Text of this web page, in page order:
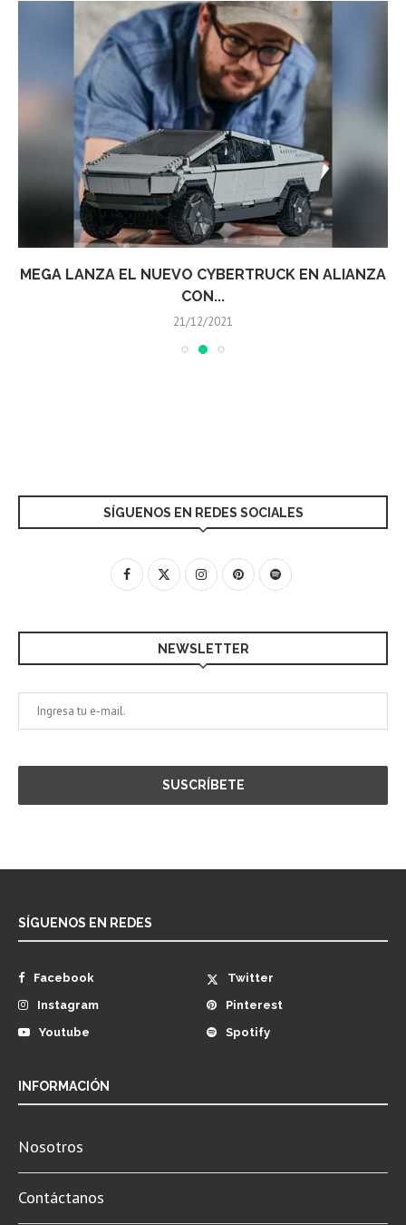
MEGA LANZA EL NUEVO CYBERTRUCK EN ALIANZA
CON...
21/12/2021
SÍGUENOS EN REDES SOCIALES
NEWSLETTER
SÍGUENOS EN REDES
Facebook
Twitter
Instagram
Pinterest
Youtube
Spotify
INFORMACIÓN
Nosotros
Contáctanos